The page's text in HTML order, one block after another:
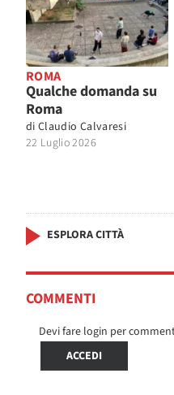
ROMA
Qualche domanda su
Roma
di Claudio Calvaresi
22 Luglio 2026
ESPLORA CITTÀ
COMMENTI
Devi fare login per
ACCEDI